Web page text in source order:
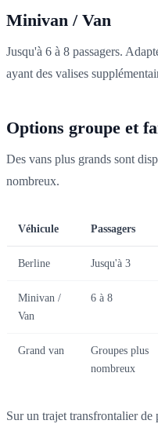
Minivan / Van
Jusqu'à 6 à 8 passagers.
ayant des valises
Options groupe et
Des vans plus grands sont
nombreux.
Véhicule Passagers
Berline Jusqu'à 3
Minivan /
Van
6 à 8
Grand van
Groupes plus
nombreux
Sur un trajet transfrontalier de